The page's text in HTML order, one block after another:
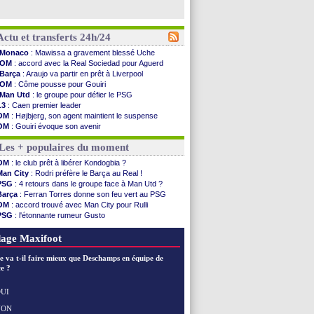
et transferts 24h/24
Monaco : Mawissa a gravement blessé Uche
OM : accord avec la Real Sociedad pour Aguerd
Barça : Araujo va partir en prêt à Liverpool
OM : Côme pousse pour Gouiri
Man Utd : le groupe pour défier le PSG
: Caen premier leader
: Højbjerg, son agent maintient le suspense
: Gouiri évoque son avenir
: le transfert d'Asllani tombe à l'eau
: 1ère utilisation du Football Video Support
: Benatia envoie une pique à Longoria
: Al-Ahli veut Pape Gueye
: la dernière saison de Fonseca ?
: un nouveau prétendant pour Højbjerg
: un gardien norvégien en approche ?
: McCourt a versé 120 M€ en 2026
: 4 retours dans le groupe face à Man Utd ...
: prison avec sursis requis contre un arbitre
: Ruggeri en route pour Aston Villa
+ populaires du moment
: le club prêt à libérer Kondogbia ?
City : Rodri préfère le Barça au Real !
: 4 retours dans le groupe face à Man Utd ?
: Ferran Torres donne son feu vert au PSG
: accord trouvé avec Man City pour Rulli
: l'étonnante rumeur Gusto
: une offre pour Bulka
Maxifoot
va t-il faire mieux que Deschamps en équipe de
?